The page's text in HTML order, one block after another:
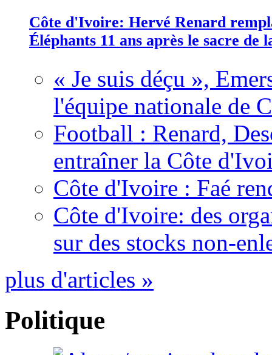
Côte d'Ivoire: Hervé Renard
Éléphants 11 ans après le sacre de
« Je suis déçu »,
l'équipe nationale de
Football : Renard,
entraîner la Côte
Côte d'Ivoire : Faé
Côte d'Ivoire: des
sur des stocks non-
plus d'articles »
Politique